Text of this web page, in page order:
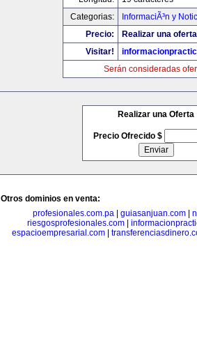
Categorias:
InformaciÃ³n y
Precio:
Realizar una
Visitar!
Serán consideradas
Realizar una Oferta
Precio Ofrecido $
Otros dominios en venta:
profesionales.com.pa
guiasanjuan.com
riesgosprofesionales.com
espacioempresarial.com